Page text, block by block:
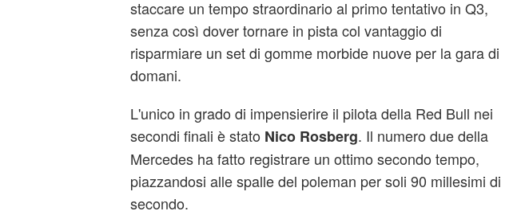
staccare un tempo straordinario al primo tentativo in Q3,
senza così dover tornare in pista col vantaggio di
risparmiare un set di gomme morbide nuove per la gara di
domani.
L'unico in grado di impensierire il pilota della Red Bull nei
secondi finali è stato Nico Rosberg. Il numero due della
Mercedes ha fatto registrare un ottimo secondo tempo,
piazzandosi alle spalle del poleman per soli 90 millesimi di
secondo.